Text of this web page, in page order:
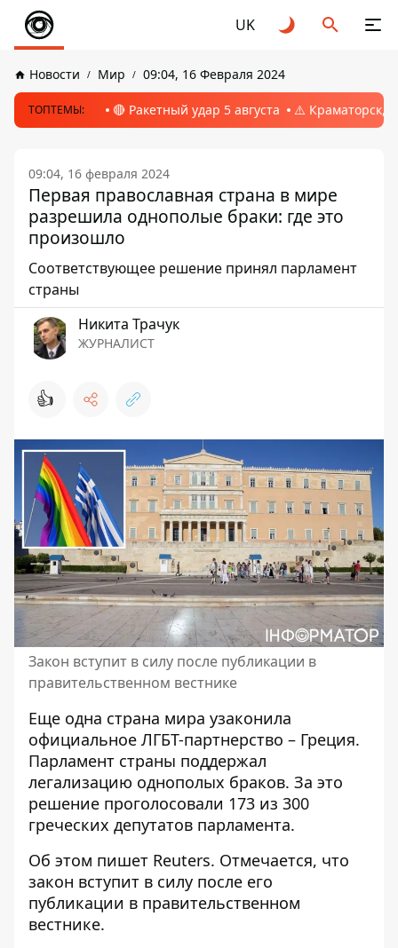
UK
Новости Мир 09:04, 16 Февраля 2024
ТОПТЕМЫ: 🔴 Ракетный удар 5 августа ⚠️ Краматорск,
09:04, 16 февраля 2024
Первая православная страна в мире
разрешила однополые браки: где это
произошло
Соответствующее решение принял парламент
страны
Никита Трачук
ЖУРНАЛИСТ
👍
Закон вступит в силу после публикации в
правительственном вестнике
Еще одна страна мира узаконила
официальное ЛГБТ-партнерство – Греция.
Парламент страны поддержал
легализацию однополых браков. За это
решение проголосовали 173 из 300
греческих депутатов парламента.
Об этом пишет Reuters. Отмечается, что
закон вступит в силу после его
публикации в правительственном
вестнике.